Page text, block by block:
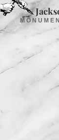
M O N U M E